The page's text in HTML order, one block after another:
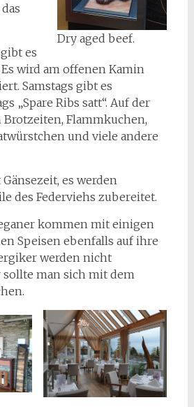
Dry aged beef.
es
wird am offenen Kamin
Samstags gibt es
„Spare Ribs satt“. Auf der
Flammkuchen,
und viele andere
es werden
des Federviehs zubereitet.
kommen mit einigen
Speisen ebenfalls auf ihre
werden nicht
man sich mit dem